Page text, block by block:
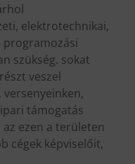
elektrotechnikai,
programozási
szükség. sokat
veszel
támogatás
ezen a területen
cégek képviselőit,